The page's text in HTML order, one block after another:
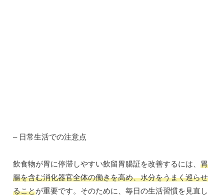
– 日常生活での注意点
飲食物が胃に停滞しやすい飲留胃腸証を改善するには、 胃
腸を含む消化器官全体の働きを高め、水分をうまく巡らせ
ることが重要です。そのために、毎日の生活習慣を見直し